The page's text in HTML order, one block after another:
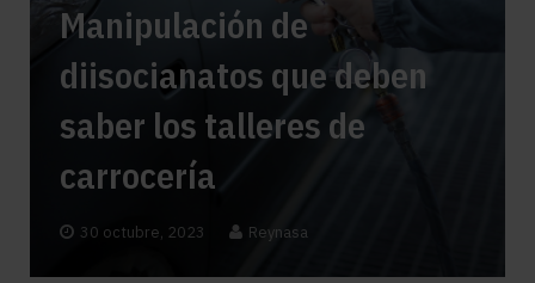
Manipulación de
diisocianatos que deben
saber los talleres de
carrocería
30 octubre, 2023 Reynasa